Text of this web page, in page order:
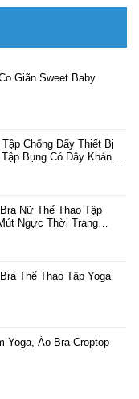
Giãn Sweet Baby
Chống Đẩy Thiết Bị
Bụng Có Dây Kháng
₫
Nữ Thể Thao Tập
Ngực Thời Trang
Thể Thao Tập Yoga
Yoga, Áo Bra Croptop